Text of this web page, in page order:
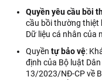
Quyền yêu cầu bồi
cầu bồi thường thiệt
Dữ liệu cá nhân của
Quyền tự bảo vệ:
định của Bộ luật
13/2023/NĐ-CP về